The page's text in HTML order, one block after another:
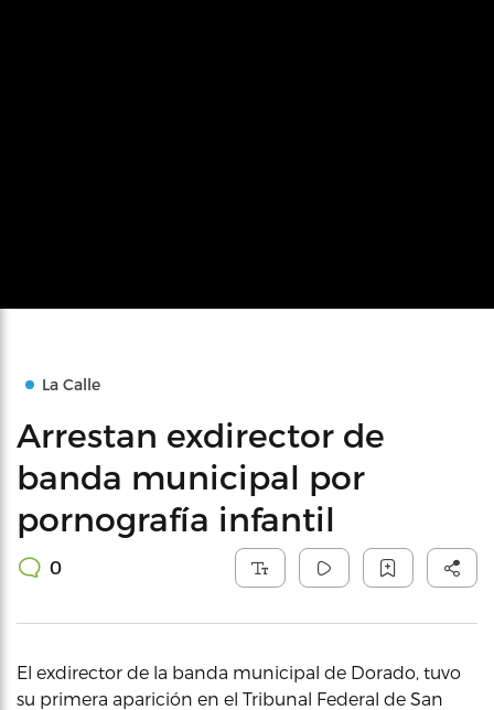
La Calle
Arrestan exdirector de
banda municipal por
pornografía infantil
0
El exdirector de la banda municipal de Dorado, tuvo
su primera aparición en el Tribunal Federal de San